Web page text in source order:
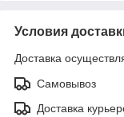
Условия
Доставка
Самовывоз
Доставка